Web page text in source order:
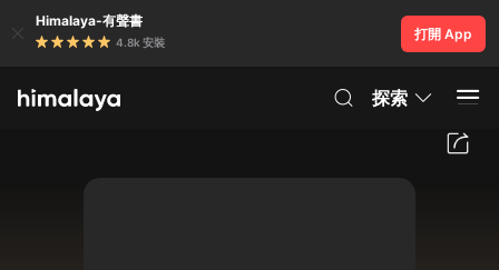
Himalaya-有聲書
4.8k 安裝
打開 App
探索